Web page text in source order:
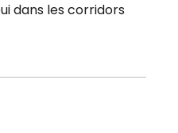
dans les corridors